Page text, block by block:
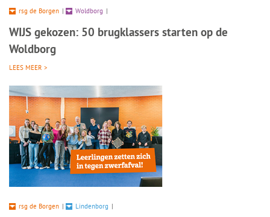
rsg de Borgen | Woldborg |
WIJS gekozen: 50 brugklassers starten op de
Woldborg
LEES MEER >
rsg de Borgen | Lindenborg |